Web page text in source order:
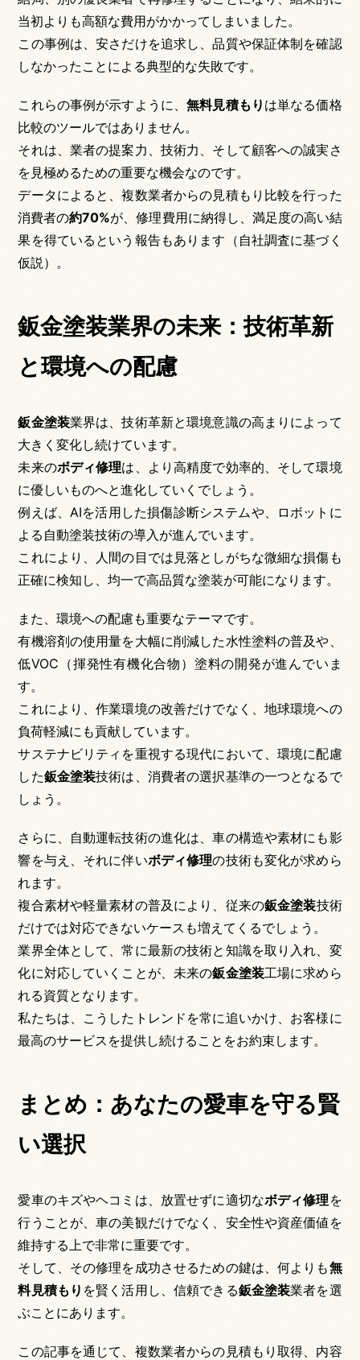
当初よりも高額な費用がかかってしまいました。
この事例は、安さだけを追求し、品質や保証体制を確認
しなかったことによる典型的な失敗です。
これらの事例が示すように、無料見積もり は単なる価格
比較のツールではありません。
それは、業者の提案力、技術力、そして顧客への誠実さ
を見極めるための重要な機会なのです。
データによると、複数業者からの見積もり比較を行った
消費者の約70%が、修理費用に納得し、満足度の高い結
果を得ているという報告もあります（自社調査に基づく
仮説）。
鈑金塗装業界の未来：技術革新
と環境への配慮
鈑金塗装業界は、技術革新と環境意識の高まりによって
大きく変化し続けています。
未来のボディ修理は、より高精度で効率的、そして環境
に優しいものへと進化していくでしょう。
例えば、AIを活用した損傷診断システムや、ロボットに
よる自動塗装技術の導入が進んでいます。
これにより、人間の目では見落としがちな微細な損傷も
正確に検知し、均一で高品質な塗装が可能になります。
また、環境への配慮も重要なテーマです。
有機溶剤の使用量を大幅に削減した水性塗料の普及や、
低VOC（揮発性有機化合物）塗料の開発が進んでいま
す。
これにより、作業環境の改善だけでなく、地球環境への
負荷軽減にも貢献しています。
サステナビリティを重視する現代において、環境に配慮
した鈑金塗装技術は、消費者の選択基準の一つとなるで
しょう。
さらに、自動運転技術の進化は、車の構造や素材にも影
響を与え、それに伴いボディ修理の技術も変化が求めら
れます。
複合素材や軽量素材の普及により、従来の鈑金塗装技術
だけでは対応できないケースも増えてくるでしょう。
業界全体として、常に最新の技術と知識を取り入れ、変
化に対応していくことが、未来の鈑金塗装工場に求めら
れる資質となります。
私たちは、こうしたトレンドを常に追いかけ、お客様に
最高のサービスを提供し続けることをお約束します。
まとめ：あなたの愛車を守る賢
い選択
愛車のキズやヘコミは、放置せずに適切なボディ修理 を
行うことが、車の美観だけでなく、安全性や資産価値を
維持する上で非常に重要です。
そして、その修理を成功させるための鍵は、何よりも無
料見積もり を賢く活用し、信頼できる鈑金塗装業者を選
ぶことにあります。
この記事を通じて、複数業者からの見積もり取得、内容